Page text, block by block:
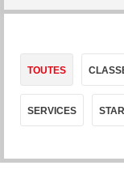
TOUTES
SERVICES